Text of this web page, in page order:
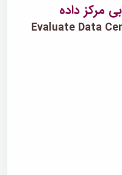
مرکز داده
Evaluate Data